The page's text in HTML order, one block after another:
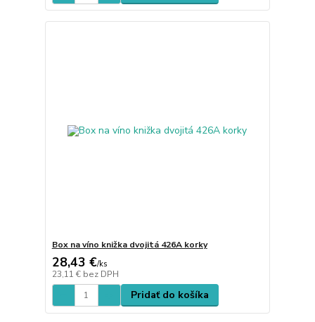
Box na víno knižka dvojitá 426A korky
28,43 €/ks
23,11 € bez DPH
Pridať do košíka